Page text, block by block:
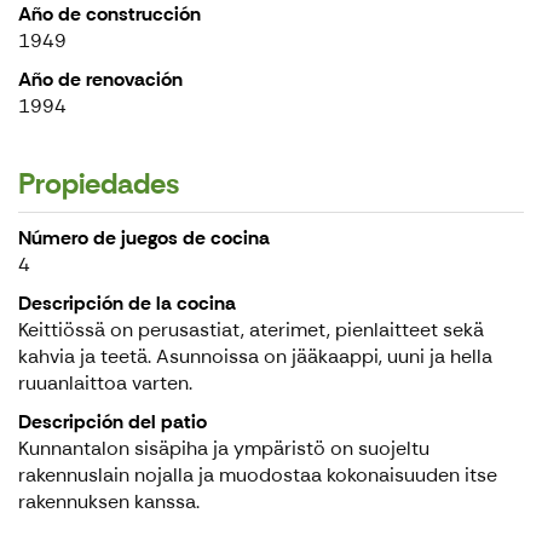
Año de construcción
1949
Año de renovación
1994
Propiedades
Número de juegos de cocina
4
Descripción de la cocina
Keittiössä on perusastiat, aterimet, pienlaitteet sekä
kahvia ja teetä. Asunnoissa on jääkaappi, uuni ja hella
ruuanlaittoa varten.
Descripción del patio
Kunnantalon sisäpiha ja ympäristö on suojeltu
rakennuslain nojalla ja muodostaa kokonaisuuden itse
rakennuksen kanssa.